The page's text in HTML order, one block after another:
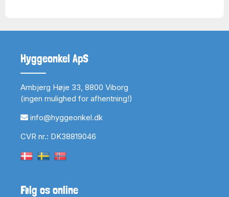
Hyggeonkel ApS
Arnbjerg Høje 33, 8800 Viborg
(ingen mulighed for afhentning!)
info@hyggeonkel.dk
CVR nr.: DK38819046
Følg os online